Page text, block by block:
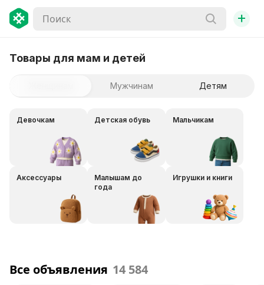
+
Товары для мам и детей
Мужчинам Детям
Девочкам Детская обувь Мальчикам
Аксессуары
Малышам до
года
Игрушки и книги
Все объявления 14 584